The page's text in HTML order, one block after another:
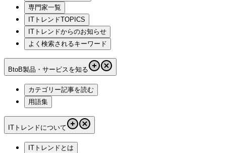
専門家一覧
ITトレンドTOPICS
ITトレンドからのお知らせ
よく検索されるキーワード
BtoB製品・サービスを知る
カテゴリー記事を読む
用語集
ITトレンドについて
ITトレンドとは